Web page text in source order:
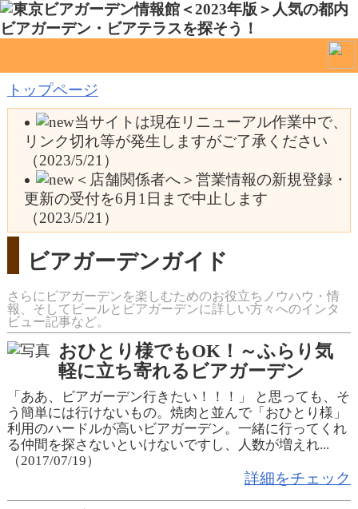
トップページ
当サイトは現在リニューアル作業中で、
リンク切れ等が発生しますがご了承ください
（2023/5/21）
＜店舗関係者へ＞営業情報の新規登録・
更新の受付を6月1日まで中止します
（2023/5/21）
ビアガーデンガイド
さらにビアガーデンを楽しむためのお役立ちノウハウ・情
報、そしてビールとビアガーデンに詳しい方々へのインタ
ビュー記事など。
おひとり様でもOK！～ふらり気
軽に立ち寄れるビアガーデン
「ああ、ビアガーデン行きたい！！！」 と思っても、そ
う簡単には行けないもの。焼肉と並んで「おひとり様」
利用のハードルが高いビアガーデン。一緒に行ってくれ
る仲間を探さないといけないですし、人数が増えれ...
（2017/07/19）
詳細をチェック